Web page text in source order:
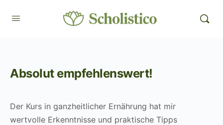
Absolut empfehlenswert!
Der Kurs in ganzheitlicher Ernährung hat mir
wertvolle Erkenntnisse und praktische Tipps